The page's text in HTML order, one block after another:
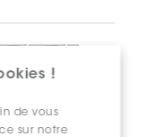
!
de vous
sur notre